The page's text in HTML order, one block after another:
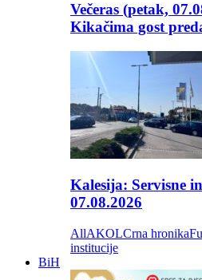
Večeras (petak,
Kikačima gost
Kalesija: Servisne
07.08.2026
AllAKOLCrna hronika
institucije
BiH